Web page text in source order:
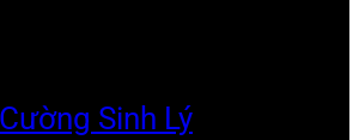
Sinh Lý